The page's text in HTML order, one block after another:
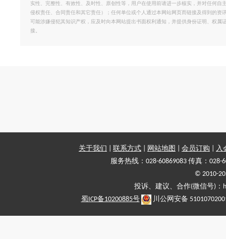
实性、完整性、有效性、及时性、原创性等，用户在使用前请进一步核实，并对任何
侵权责任、合同责任和其它责任）；任何单位或个人通过本网站网页而链接及得到的
可能涉嫌侵犯其知识产权，应及时向本网站提出书面权利通知，并提供身份证明、权
接。
关于我们 联系方式 网站地图 会员订购
入
服务热线：028-60869083 传真：028-
© 2010-
投诉、建议、合作(微信号)
蜀ICP备10200885号
川公网安备